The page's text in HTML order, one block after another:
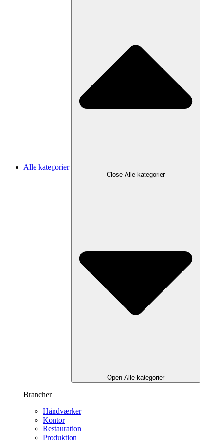
Alle kategorier
Close Alle kategorier
Open Alle kategorier
Brancher
Håndværker
Kontor
Restauration
Produktion